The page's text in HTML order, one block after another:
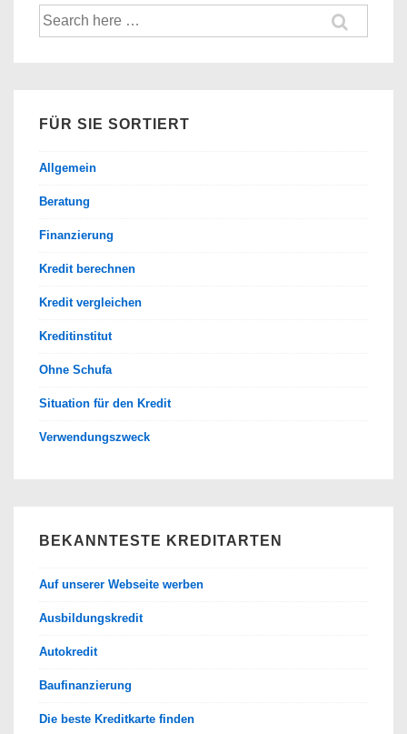
Euro
Suche
nach:
FÜR SIE SORTIERT
Allgemein
Beratung
Finanzierung
Kredit berechnen
Kredit vergleichen
Kreditinstitut
Ohne Schufa
Situation für den Kredit
Verwendungszweck
BEKANNTESTE KREDITARTEN
Auf unserer Webseite werben
Ausbildungskredit
Autokredit
Baufinanzierung
Die beste Kreditkarte finden